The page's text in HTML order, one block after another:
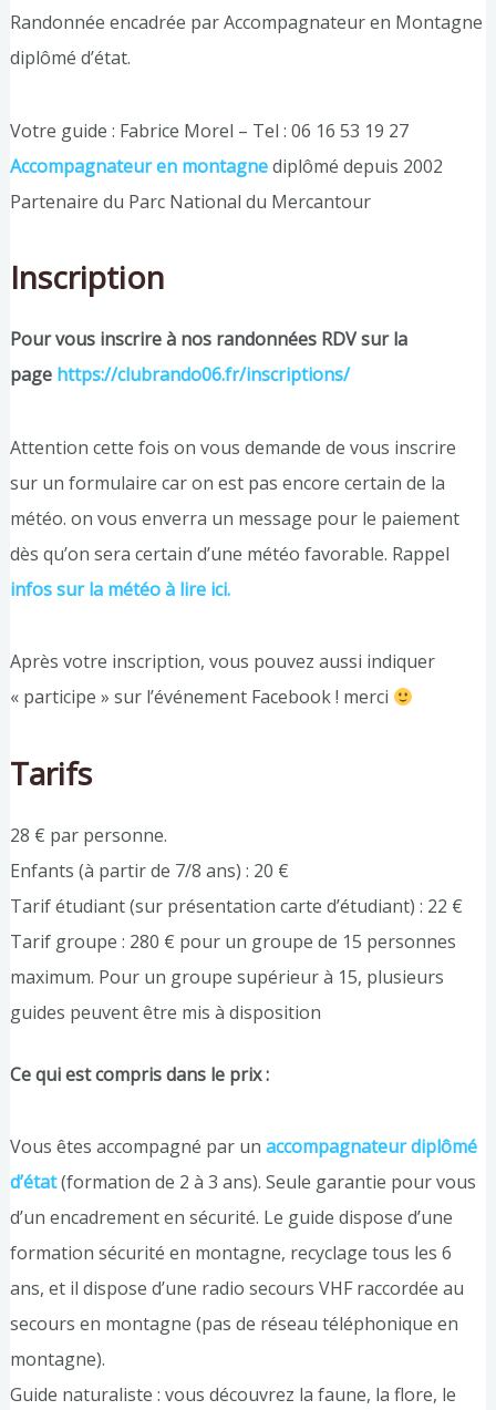
Randonnée encadrée par Accompagnateur en Montagne
diplômé d’état.
Votre guide : Fabrice Morel – Tel : 06 16 53 19 27
Accompagnateur en montagnediplômé depuis 2002
Partenaire du Parc National du Mercantour
Inscription
Pour vous inscrire à nos randonnées RDV sur la
page https://clubrando06.fr/inscriptions/
Attention cette fois on vous demande de vous inscrire
sur un formulaire car on est pas encore certain de la
météo. on vous enverra un message pour le paiement
dès qu’on sera certain d’une météo favorable. Rappel
infos sur la météo à lire ici.
Après votre inscription, vous pouvez aussi indiquer
« participe » sur l’événement Facebook ! merci
Tarifs
28 € par personne.
Enfants (à partir de 7/8 ans) : 20 €
Tarif étudiant (sur présentation carte d’étudiant) : 22 €
Tarif groupe : 280 € pour un groupe de 15 personnes
maximum. Pour un groupe supérieur à 15, plusieurs
guides peuvent être mis à disposition
Ce qui est compris dans le prix :
Vous êtes accompagné par un accompagnateur diplômé
d’état(formation de 2 à 3 ans). Seule garantie pour vous
d’un encadrement en sécurité. Le guide dispose d’une
formation sécurité en montagne, recyclage tous les 6
ans, et il dispose d’une radio secours VHF raccordée au
secours en montagne (pas de réseau téléphonique en
montagne).
Guide naturaliste : vous découvrez la faune, la flore, le